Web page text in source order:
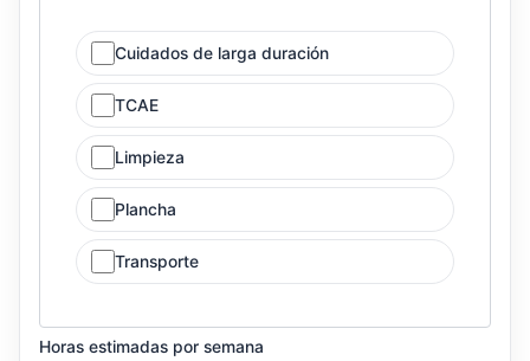
Cuidados de larga duración
TCAE
Limpieza
Plancha
Transporte
Horas estimadas por semana